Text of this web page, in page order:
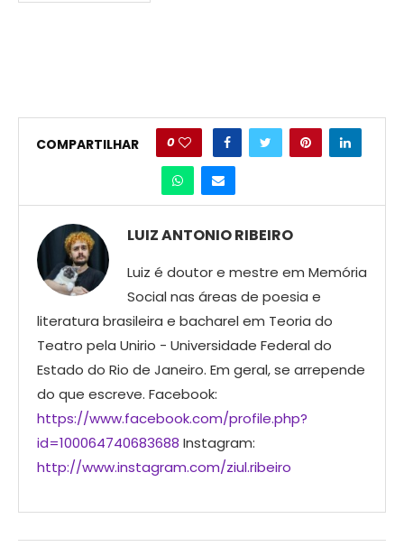
COMPARTILHAR 0
LUIZ ANTONIO RIBEIRO
Luiz é doutor e mestre em Memória
Social nas áreas de poesia e
literatura brasileira e bacharel em Teoria do
Teatro pela Unirio - Universidade Federal do
Estado do Rio de Janeiro. Em geral, se arrepende
do que escreve. Facebook:
https://www.facebook.com/profile.php?
id=100064740683688 Instagram:
http://www.instagram.com/ziul.ribeiro